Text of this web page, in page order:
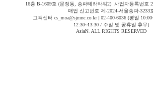
16층 B-1609호 (문정동, 송파테라타워2) 사업자등록번호
매업 신고번호 제-2024-서울송파-3233
고객센터 cs_moa@sjmnc.co.kr | 02-400-6036 (평일
12:30~13:30 / 주말 및 공휴일 휴무)
AsiaN. ALL RIGHTS RESERVED